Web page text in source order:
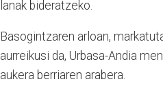
lanak bideratzeko.
Basogintzaren arloan,
aurreikusi da, Urbasa-Andia
aukera berriaren arabera.